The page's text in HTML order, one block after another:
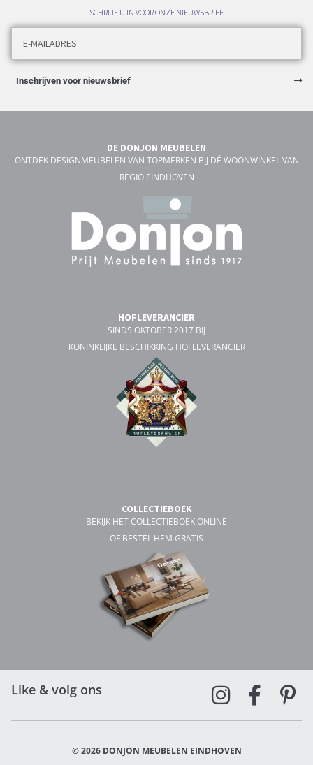
SCHRIJF U IN VOOR ONZE NIEUWSBRIEF
Inschrijven voor nieuwsbrief
DE DONJON MEUBELEN
ONTDEK DESIGNMEUBELEN VAN TOPMERKEN BIJ DÉ WOONWINKEL VAN
REGIO EINDHOVEN
HOFLEVERANCIER
SINDS OKTOBER 2017 BIJ
KONINKLIJKE BESCHIKKING HOFLEVERANCIER
COLLECTIEBOEK
BEKIJK HET COLLECTIEBOEK ONLINE
OF BESTEL HEM GRATIS
Like & volg ons
© 2026 DONJON MEUBELEN EINDHOVEN